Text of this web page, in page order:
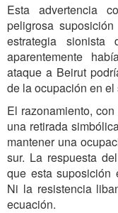
Esta advertencia
peligrosa
estrategia sionista
aparentemente
ataque a Beirut
de la ocupación en
El razonamiento,
una retirada
mantener una
sur. La respuesta
que esta suposición
Ni la resistencia
ecuación.